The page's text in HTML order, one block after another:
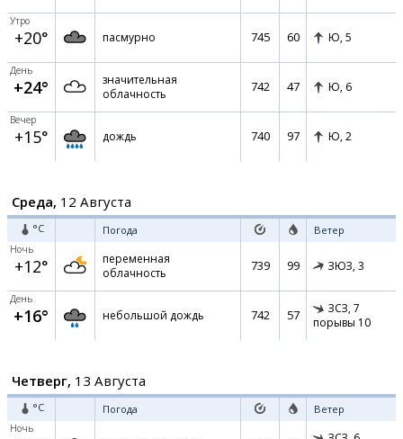
Утро
+20° пасмурно 745 60 Ю, 5
День
+24°
значительная
облачность
742 47 Ю, 6
Вечер
+15° дождь 740 97 Ю, 2
Среда, 12 Августа
°C Погода Ветер
Ночь
+12°
переменная
облачность
739 99 ЗЮЗ, 3
День
+16° небольшой дождь 742 57 ЗСЗ, 7
порывы 10
Четверг, 13 Августа
°C Погода Ветер
Ночь